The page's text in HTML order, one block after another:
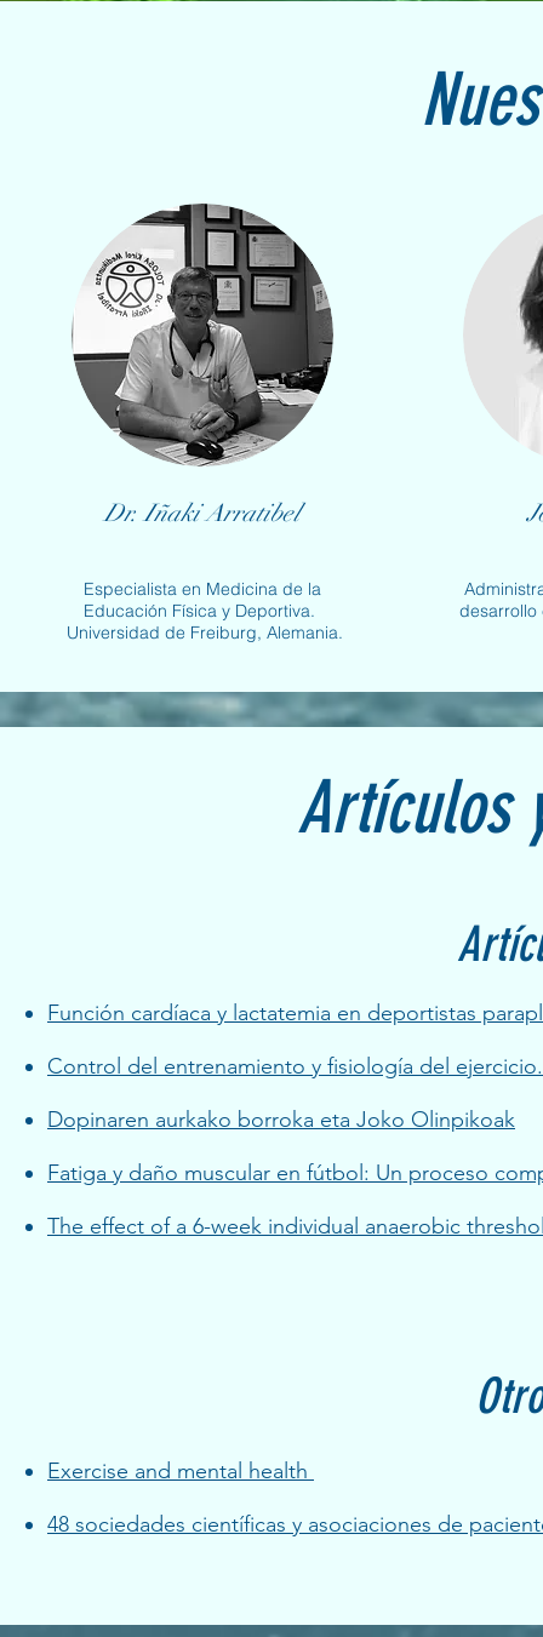
Dr. Iñaki Arratibel
Especialista en Medicina de la
Educación Física y Deportiva.
Universidad de Freiburg, Alemania.
desarrollo
Artículos
Función cardíaca y lactatemia en deportistas
Control del entrenamiento y fisiología del
Dopinaren aurkako borroka eta Joko Olinpikoak
Fatiga y daño muscular en fútbol: Un proceso
The effect of a 6-week individual anaerobic
Exercise and mental health
48 sociedades científicas y asociaciones de